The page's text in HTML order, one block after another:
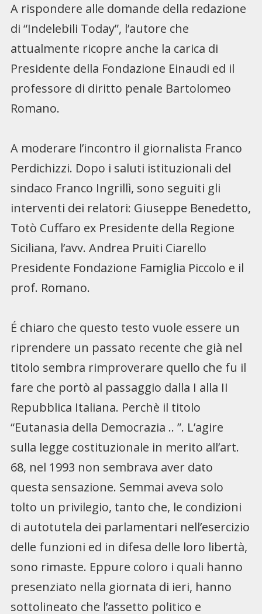
A rispondere alle domande della redazione
di “Indelebili Today”, l’autore che
attualmente ricopre anche la carica di
Presidente della Fondazione Einaudi ed il
professore di diritto penale Bartolomeo
Romano.
A moderare l’incontro il giornalista Franco
Perdichizzi. Dopo i saluti istituzionali del
sindaco Franco Ingrillì, sono seguiti gli
interventi dei relatori: Giuseppe Benedetto,
Totò Cuffaro ex Presidente della Regione
Siciliana, l’avv. Andrea Pruiti Ciarello
Presidente Fondazione Famiglia Piccolo e il
prof. Romano.
É chiaro che questo testo vuole essere un
riprendere un passato recente che già nel
titolo sembra rimproverare quello che fu il
fare che portò al passaggio dalla I alla II
Repubblica Italiana. Perchè il titolo
“Eutanasia della Democrazia .. ”. L’agire
sulla legge costituzionale in merito all’art.
68, nel 1993 non sembrava aver dato
questa sensazione. Semmai aveva solo
tolto un privilegio, tanto che, le condizioni
di autotutela dei parlamentari nell’esercizio
delle funzioni ed in difesa delle loro libertà,
sono rimaste. Eppure coloro i quali hanno
presenziato nella giornata di ieri, hanno
sottolineato che l’assetto politico e